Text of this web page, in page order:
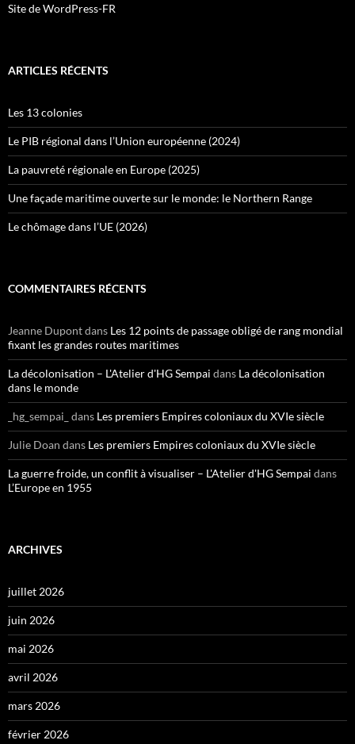
Site de WordPress-FR
ARTICLES RÉCENTS
Les 13 colonies
Le PIB régional dans l’Union européenne (2024)
La pauvreté régionale en Europe (2025)
Une façade maritime ouverte sur le monde: le Northern Range
Le chômage dans l’UE (2026)
COMMENTAIRES RÉCENTS
Jeanne Dupontdans Les 12 points de passage obligé de rang mondial
fixant les grandes routes maritimes
La décolonisation – L'Atelier d'HG Sempai dans La décolonisation
dans le monde
_hg_sempai_ dans Les premiers Empires coloniaux du XVIe siècle
Julie Doan dans Les premiers Empires coloniaux du XVIe siècle
La guerre froide, un conflit à visualiser – L'Atelier d'HG Sempai dans
L’Europe en 1955
ARCHIVES
juillet 2026
juin 2026
mai 2026
avril 2026
mars 2026
février 2026